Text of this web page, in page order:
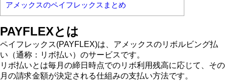
アメックスのペイフレックスまとめ
PAYFLEXとは
ペイフレックス(PAYFLEX)は、アメックスのリボルビング払
い（通称：リボ払い）のサービスです。
リボ払いとは毎月の締日時点でのリボ利用残高に応じて、その
月の請求金額が決定される仕組みの支払い方法です。